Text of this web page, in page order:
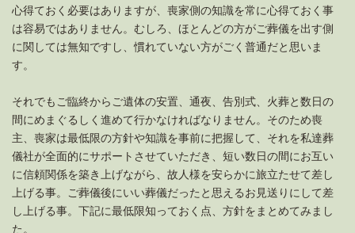
心得ておく必要はありますが、喪家側の知識を常に心得ておく事
は容易ではありません。むしろ、ほとんどの方がご葬儀を出す側
に関しては無知ですし、慣れていない方がごく普通だと思いま
す。
それでもご臨終からご遺体の安置、通夜、告別式、火葬と数日の
間にめまぐるしく進めて行かなければなりません。そのため喪
主、喪家は最低限の方針や知識を事前に把握して、それを私達葬
儀社が全面的にサポートさせていただき、短い数日の間にお互い
に信頼関係を築き上げながら、故人様を安らかに旅立たせて差し
上げる事。ご葬儀後にいい葬儀だったと思えるお見送りにして差
し上げる事。下記に最低限知っておく点、方針をまとめてみまし
た。